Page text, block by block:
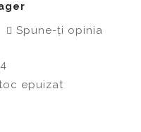
Spune-ţi opinia
epuizat